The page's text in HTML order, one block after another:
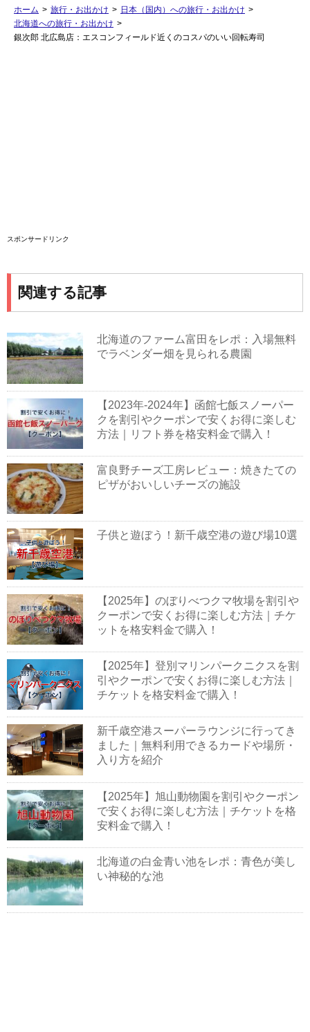
ホーム > 旅行・お出かけ > 日本（国内）への旅行・お出かけ >
北海道への旅行・お出かけ >
銀次郎 北広島店：エスコンフィールド近くのコスパのいい回転寿司
スポンサードリンク
関連する記事
北海道のファーム富田をレポ：入場無料
でラベンダー畑を見られる農園
【2023年-2024年】函館七飯スノーパー
クを割引やクーポンで安くお得に楽しむ
方法｜リフト券を格安料金で購入！
富良野チーズ工房レビュー：焼きたての
ピザがおいしいチーズの施設
子供と遊ぼう！新千歳空港の遊び場10選
【2025年】のぼりべつクマ牧場を割引や
クーポンで安くお得に楽しむ方法｜チケ
ットを格安料金で購入！
【2025年】登別マリンパークニクスを割
引やクーポンで安くお得に楽しむ方法｜
チケットを格安料金で購入！
新千歳空港スーパーラウンジに行ってき
ました｜無料利用できるカードや場所・
入り方を紹介
【2025年】旭山動物園を割引やクーポン
で安くお得に楽しむ方法｜チケットを格
安料金で購入！
北海道の白金青い池をレポ：青色が美し
い神秘的な池